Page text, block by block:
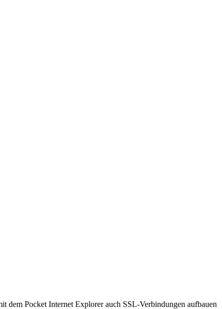
dem Pocket Internet Explorer auch SSL-Verbindungen aufbauen